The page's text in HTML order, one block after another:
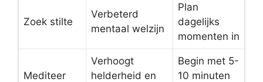
Zoek stilte
Verbeterd
mentaal welzijn
Plan
dagelijks
momenten in
Mediteer
Verhoogt
helderheid en
Begin met 5-
10 minuten